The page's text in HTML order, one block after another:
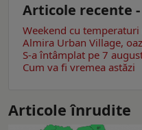
Articole recente
Weekend cu temperaturi
Almira Urban Village,
S-a întâmplat pe 7
Cum va fi vremea astăzi
Articole înrudite